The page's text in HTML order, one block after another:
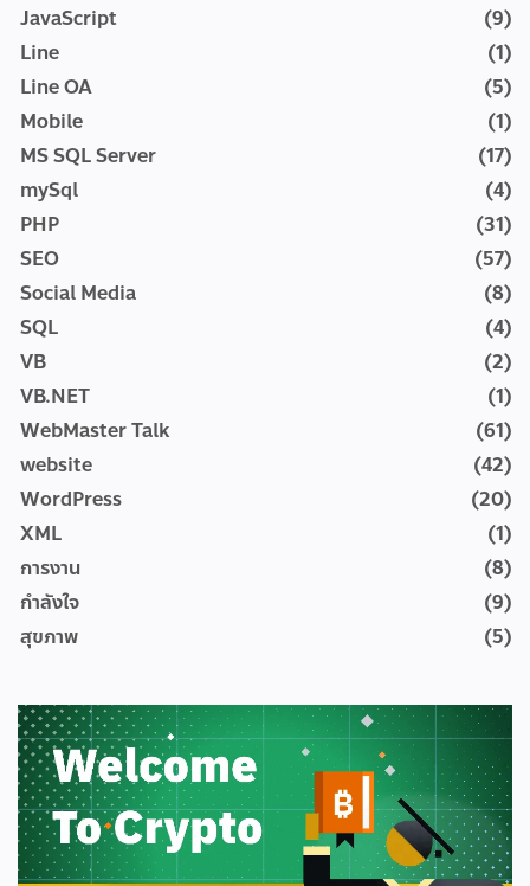
JavaScript
(9)
Line
(1)
Line OA
(5)
Mobile
(1)
MS SQL Server
(17)
mySql
(4)
PHP
(31)
SEO
(57)
Social Media
(8)
SQL
(4)
VB
(2)
VB.NET
(1)
WebMaster Talk
(61)
website
(42)
WordPress
(20)
XML
(1)
การงาน
(8)
กำลังใจ
(9)
สุขภาพ
(5)